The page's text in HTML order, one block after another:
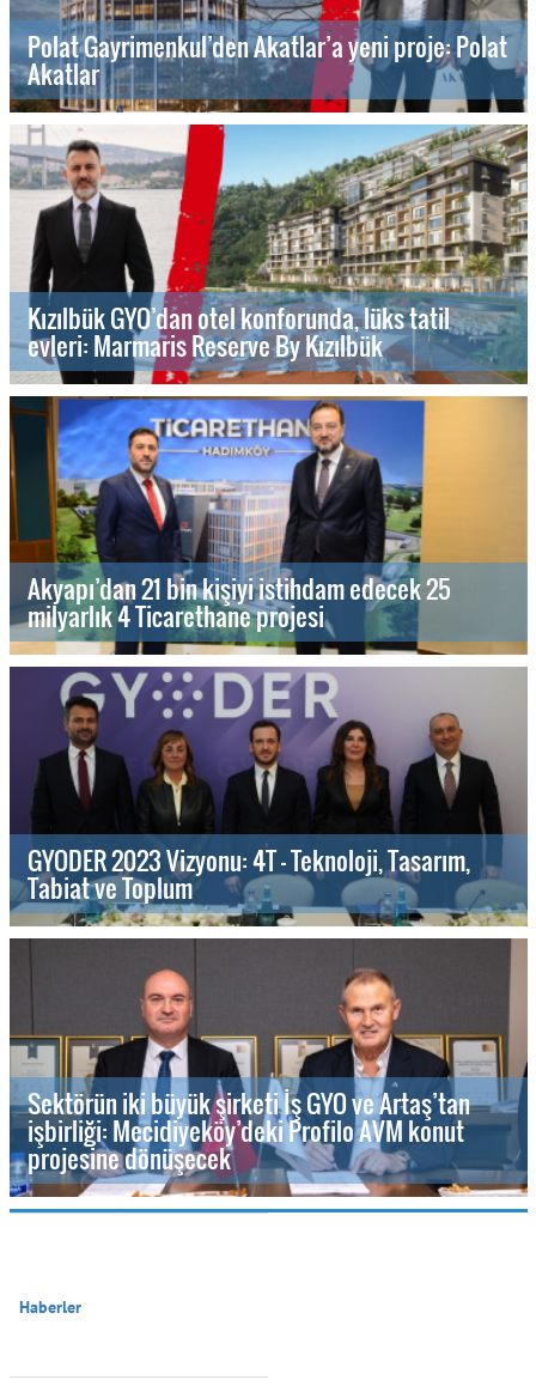
Polat Gayrimenkul’den Akatlar’a yeni proje: Polat
Akatlar
Kızılbük GYO’dan otel konforunda, lüks tatil
evleri: Marmaris Reserve By Kızılbük
Akyapı’dan 21 bin kişiyi istihdam edecek 25
milyarlık 4 Ticarethane projesi
GYODER 2023 Vizyonu: 4T - Teknoloji, Tasarım,
Tabiat ve Toplum
Sektörün iki büyük şirketi İş GYO ve Artaş’tan
işbirliği: Mecidiyeköy’deki Profilo AVM konut
projesine dönüşecek
Haberler